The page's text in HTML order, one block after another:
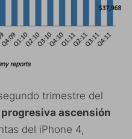
trimestre del
progresiva ascensión
del iPhone 4,